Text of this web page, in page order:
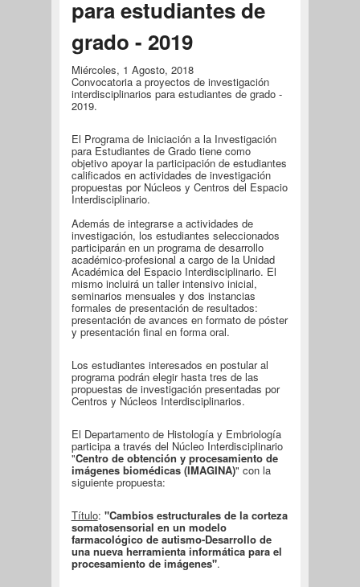
para estudiantes de
grado - 2019
Miércoles, 1 Agosto, 2018
Convocatoria a proyectos de investigación
interdisciplinarios para estudiantes de grado -
2019.
El Programa de Iniciación a la Investigación
para Estudiantes de Grado tiene como
objetivo apoyar la participación de estudiantes
calificados en actividades de investigación
propuestas por Núcleos y Centros del Espacio
Interdisciplinario.
Además de integrarse a actividades de
investigación, los estudiantes seleccionados
participarán en un programa de desarrollo
académico-profesional a cargo de la Unidad
Académica del Espacio Interdisciplinario. El
mismo incluirá un taller intensivo inicial,
seminarios mensuales y dos instancias
formales de presentación de resultados:
presentación de avances en formato de póster
y presentación final en forma oral.
Los estudiantes interesados en postular al
programa podrán elegir hasta tres de las
propuestas de investigación presentadas por
Centros y Núcleos Interdisciplinarios.
El Departamento de Histología y Embriología
participa a través del Núcleo Interdisciplinario
"Centro de obtención y procesamiento de
imágenes biomédicas (IMAGINA)" con la
siguiente propuesta:
Título: "Cambios estructurales de la corteza
somatosensorial en un modelo
farmacológico de autismo-Desarrollo de
una nueva herramienta informática para el
procesamiento de imágenes".